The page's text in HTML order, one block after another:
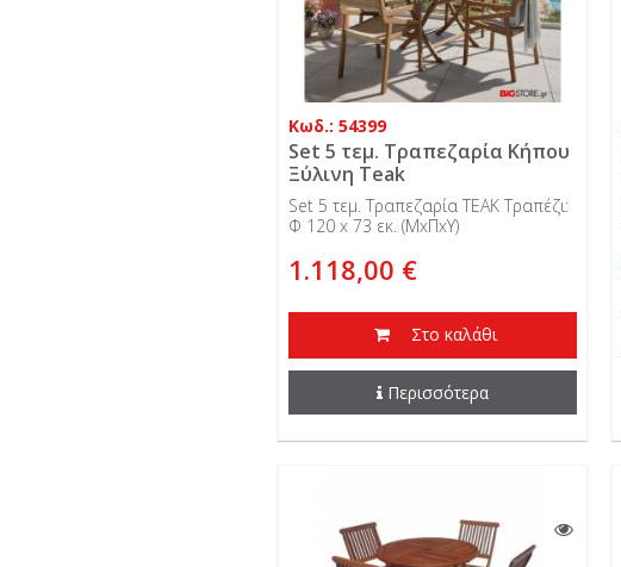
Κωδ.: 54399
Set 5 τεμ. Τραπεζαρία Κήπου
Ξύλινη Teak
Set 5 τεμ. Τραπεζαρία TEAK Τραπέζι:
Φ 120 x 73 εκ. (ΜxΠxΥ)
1.118,00 €
Στο καλάθι
Περισσότερα